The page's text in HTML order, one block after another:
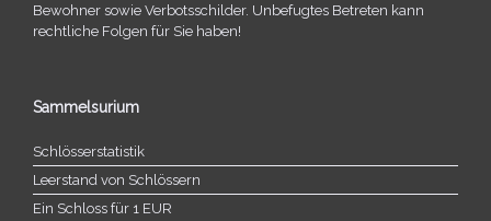
Bewohner sowie Verbotsschilder. Unbefugtes Betreten kann
recht­li­che Folgen für Sie haben!
Sammelsurium
Schlösserstatistik
Leerstand von Schlössern
Ein Schloss für 1 EUR